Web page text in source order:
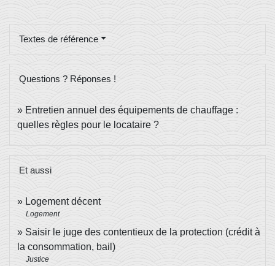
Textes de référence
Questions ? Réponses !
Entretien annuel des équipements de chauffage :
quelles règles pour le locataire ?
Et aussi
Logement décent
Logement
Saisir le juge des contentieux de la protection (crédit à
la consommation, bail)
Justice